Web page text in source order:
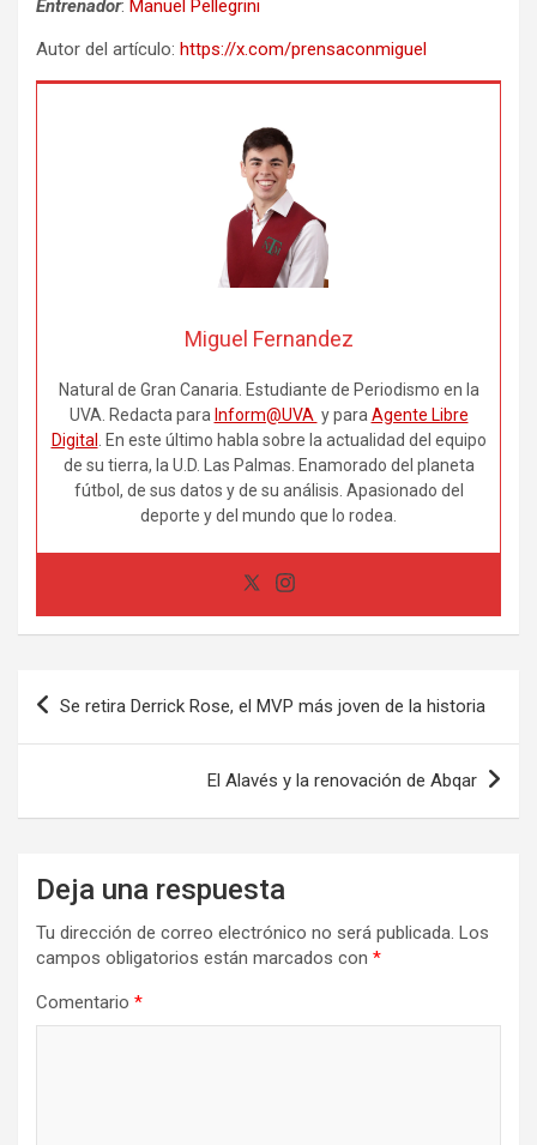
Entrenador: Manuel Pellegrini
Autor del artículo: https://x.com/prensaconmiguel
Miguel Fernandez
Natural de Gran Canaria. Estudiante de Periodismo en la
UVA. Redacta para Inform@UVA y para Agente Libre
Digital
. En este último habla sobre la actualidad del equipo
de su tierra, la U.D. Las Palmas. Enamorado del planeta
fútbol, de sus datos y de su análisis. Apasionado del
deporte y del mundo que lo rodea.
Navegación
Se retira Derrick Rose, el MVP más joven de la historia
El Alavés y la renovación de Abqar
Deja una respuesta
Tu dirección de correo electrónico no será publicada. Los
campos obligatorios están marcados con *
Comentario *